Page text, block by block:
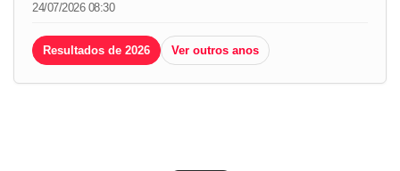
24/07/2026 08:30
Resultados de 2026 Ver outros anos